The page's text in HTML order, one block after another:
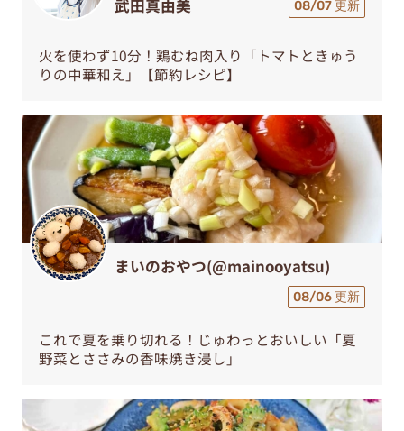
武田真由美 08/07 更新
火を使わず10分！鶏むね肉入り「トマトときゅう
りの中華和え」【節約レシピ】
まいのおやつ(@mainooyatsu)
08/06 更新
これで夏を乗り切れる！じゅわっとおいしい「夏
野菜とささみの香味焼き浸し」